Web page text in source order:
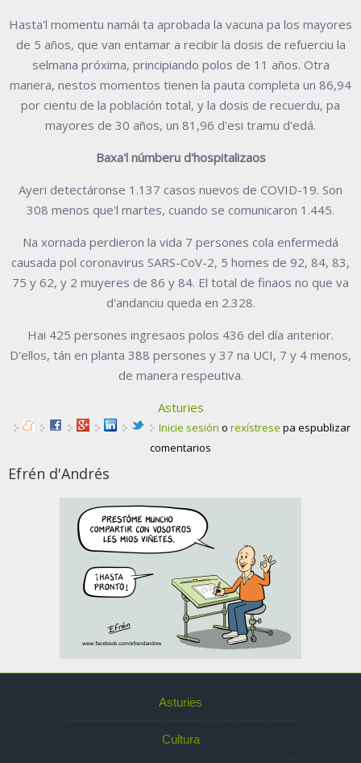
Hasta'l momentu namái ta aprobada la vacuna pa los mayores
de 5 años, que van entamar a recibir la dosis de refuerciu la
selmana próxima, principiando polos de 11 años. Otra
manera, nestos momentos tienen la pauta completa un 86,94
por cientu de la población total, y la dosis de recuerdu, pa
mayores de 30 años, un 81,96 d'esi tramu d'edá.
Baxa'l númberu d'hospitalizaos
Ayeri detectáronse 1.137 casos nuevos de COVID-19. Son
308 menos que'l martes, cuando se comunicaron 1.445.
Na xornada perdieron la vida 7 persones cola enfermedá
causada pol coronavirus SARS-CoV-2, 5 homes de 92, 84, 83,
75 y 62, y 2 muyeres de 86 y 84. El total de finaos no que va
d'andanciu queda en 2.328.
Hai 425 persones ingresaos polos 436 del día anterior.
D'ellos, tán en planta 388 persones y 37 na UCI, 7 y 4 menos,
de manera respeutiva.
Asturies
Inicie sesión o rexístrese pa espublizar
comentarios
Efrén d'Andrés
Asturies
Cultura